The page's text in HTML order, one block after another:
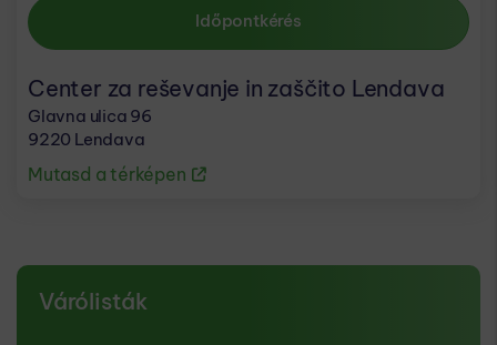
Időpontkérés
Center za reševanje in zaščito Lendava
Glavna ulica 96
9220 Lendava
Mutasd a térképen
Várólisták